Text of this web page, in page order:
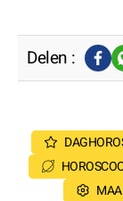
Delen :